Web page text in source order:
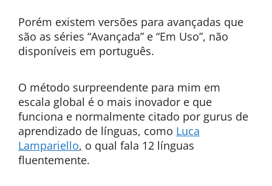
Porém existem versões para avançadas que
são as séries “Avançada” e “Em Uso”, não
disponíveis em português.
O método surpreendente para mim em
escala global é o mais inovador e que
funciona e normalmente citado por gurus de
aprendizado de línguas, como Luca
Lampariello, o qual fala 12 línguas
fluentemente.